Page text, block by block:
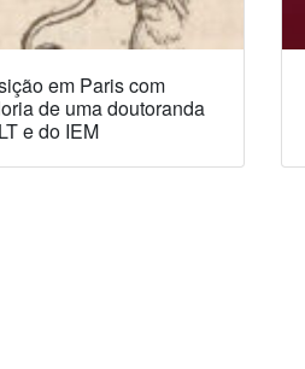
em Paris com
de uma doutoranda
e do IEM